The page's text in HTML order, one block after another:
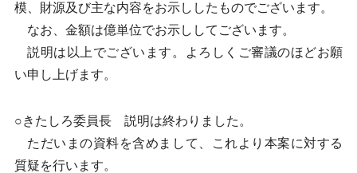
模、財源及び主な内容をお示ししたものでございます。
なお、金額は億単位でお示ししてございます。
説明は以上でございます。よろしくご審議のほどお願
い申し上げます。
○きたしろ委員長 説明は終わりました。
ただいまの資料を含めまして、これより本案に対する
質疑を行います。